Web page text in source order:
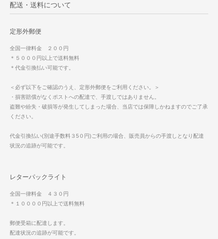
配送・送料について
定形外郵便
全国一律料金 ２００円
＊５０００円以上で送料無料
＊代金引換払い可能です。
＜必ず以下をご確認のうえ、定形外郵便をご利用ください。＞
・損害賠償がなくポストへの配達で、手渡しではありません。
盗難や紛失・破損等が発生してしまった場合、当店では保障しかねますのでご了承
ください。
代金引換払い(別途手数料３5０円)ご利用の場合、販売員からの手渡しとなり配達
状況の追跡が可能です。
レターパックライト
全国一律料金 ４３０円
＊１００００円以上で送料無料
郵便受箱に配達します。
配達状況の追跡が可能です。